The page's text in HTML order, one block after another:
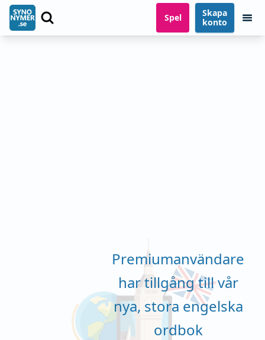
Spel
Skapa
konto
Premiumanvändare
har tillgång till vår
nya, stora engelska
ordbok